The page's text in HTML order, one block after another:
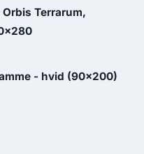
Orbis Terrarum,
- hvid (90x200)